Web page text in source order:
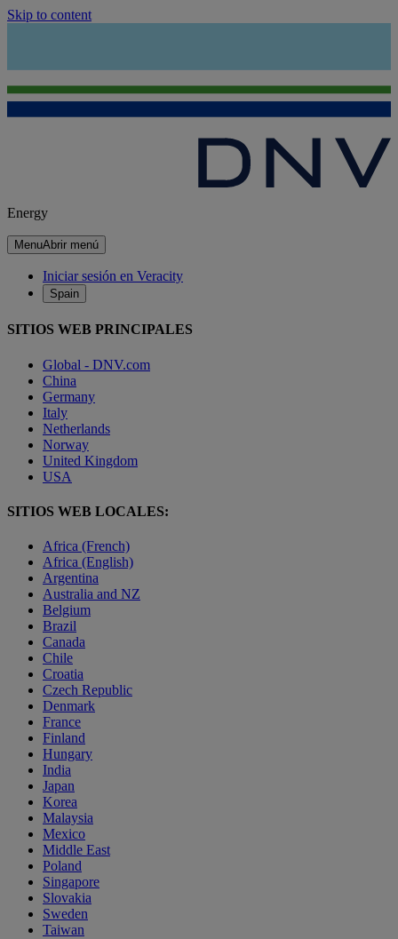
Skip to content
Energy
MenuAbrir menú
Iniciar sesión en Veracity
Spain
SITIOS WEB PRINCIPALES
Global - DNV.com
China
Germany
Italy
Netherlands
Norway
United Kingdom
USA
SITIOS WEB LOCALES:
Africa (French)
Africa (English)
Argentina
Australia and NZ
Belgium
Brazil
Canada
Chile
Croatia
Czech Republic
Denmark
France
Finland
Hungary
India
Japan
Korea
Malaysia
Mexico
Middle East
Poland
Singapore
Slovakia
Sweden
Taiwan